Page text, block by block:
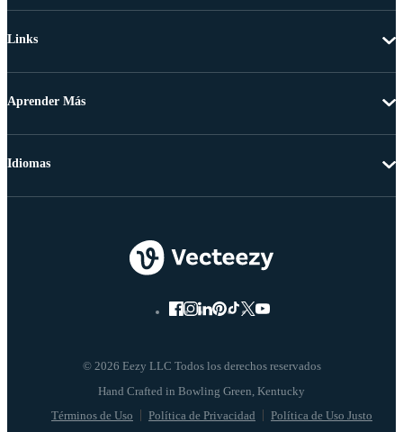
Links
Aprender Más
© 2026 Eezy LLC Todos los derechos reservados
Términos de Uso Política de Privacidad Política de Uso Justo
Idiomas